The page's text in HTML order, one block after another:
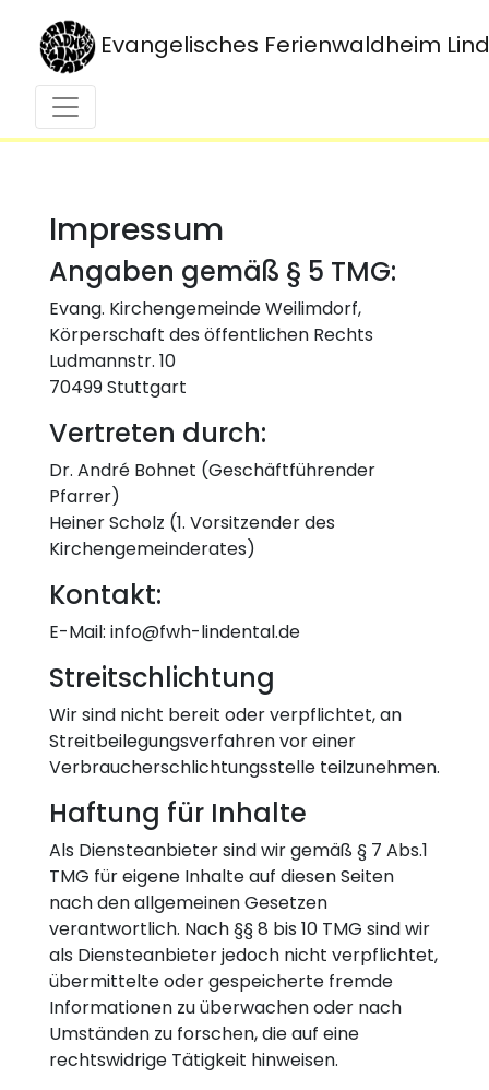
Evangelisches Ferienwaldheim
Impressum
Angaben gemäß § 5 TMG:
Evang. Kirchengemeinde Weilimdorf,
Körperschaft des öffentlichen Rechts
Ludmannstr. 10
70499 Stuttgart
Vertreten durch:
Dr. André Bohnet (Geschäftführender
Pfarrer)
Heiner Scholz (1. Vorsitzender des
Kirchengemeinderates)
Kontakt:
E-Mail: info@fwh-lindental.de
Streitschlichtung
Wir sind nicht bereit oder verpflichtet, an
Streitbeilegungsverfahren vor einer
Verbraucherschlichtungsstelle teilzunehmen.
Haftung für Inhalte
Als Diensteanbieter sind wir gemäß § 7 Abs.1
TMG für eigene Inhalte auf diesen Seiten
nach den allgemeinen Gesetzen
verantwortlich. Nach §§ 8 bis 10 TMG sind wir
als Diensteanbieter jedoch nicht verpflichtet,
übermittelte oder gespeicherte fremde
Informationen zu überwachen oder nach
Umständen zu forschen, die auf eine
rechtswidrige Tätigkeit hinweisen.